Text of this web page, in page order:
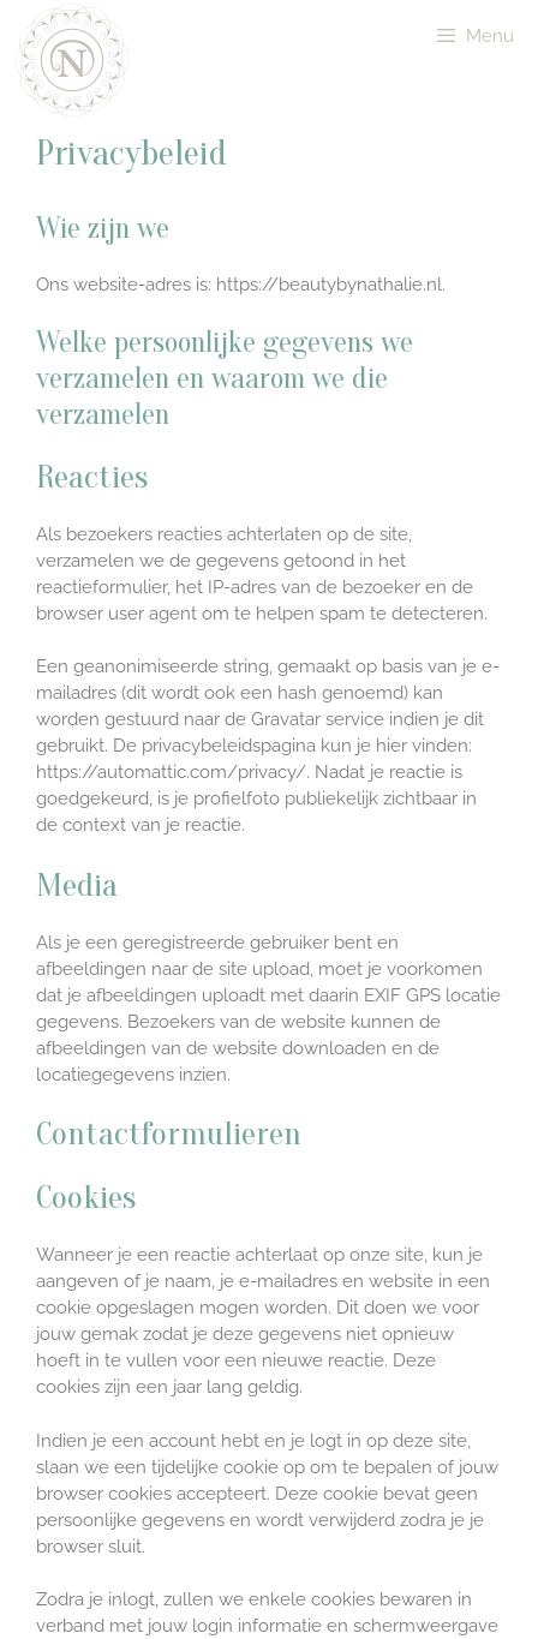
Menu
Privacybeleid
Wie zijn we
Ons website-adres is: https://beautybynathalie.nl.
Welke persoonlijke gegevens we
verzamelen en waarom we die
verzamelen
Reacties
Als bezoekers reacties achterlaten op de site,
verzamelen we de gegevens getoond in het
reactieformulier, het IP-adres van de bezoeker en de
browser user agent om te helpen spam te detecteren.
Een geanonimiseerde string, gemaakt op basis van je e-
mailadres (dit wordt ook een hash genoemd) kan
worden gestuurd naar de Gravatar service indien je dit
gebruikt. De privacybeleidspagina kun je hier vinden:
https://automattic.com/privacy/. Nadat je reactie is
goedgekeurd, is je profielfoto publiekelijk zichtbaar in
de context van je reactie.
Media
Als je een geregistreerde gebruiker bent en
afbeeldingen naar de site upload, moet je voorkomen
dat je afbeeldingen uploadt met daarin EXIF GPS locatie
gegevens. Bezoekers van de website kunnen de
afbeeldingen van de website downloaden en de
locatiegegevens inzien.
Contactformulieren
Cookies
Wanneer je een reactie achterlaat op onze site, kun je
aangeven of je naam, je e-mailadres en website in een
cookie opgeslagen mogen worden. Dit doen we voor
jouw gemak zodat je deze gegevens niet opnieuw
hoeft in te vullen voor een nieuwe reactie. Deze
cookies zijn een jaar lang geldig.
Indien je een account hebt en je logt in op deze site,
slaan we een tijdelijke cookie op om te bepalen of jouw
browser cookies accepteert. Deze cookie bevat geen
persoonlijke gegevens en wordt verwijderd zodra je je
browser sluit.
Zodra je inlogt, zullen we enkele cookies bewaren in
verband met jouw login informatie en schermweergave